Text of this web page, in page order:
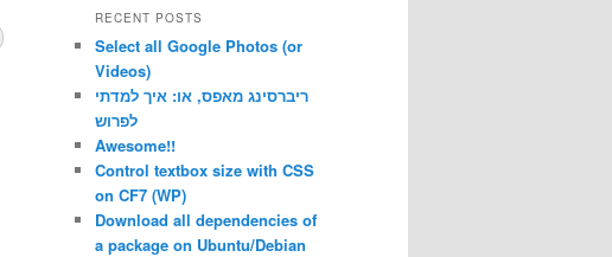
r
h
RECENT POSTS
Select all Google Photos (or
Videos)
ריברסינג מאפס, או: איך למדתי
לפרוש
Awesome!!
Control textbox size with CSS
on CF7 (WP)
Download all dependencies of
a package on Ubuntu/Debian